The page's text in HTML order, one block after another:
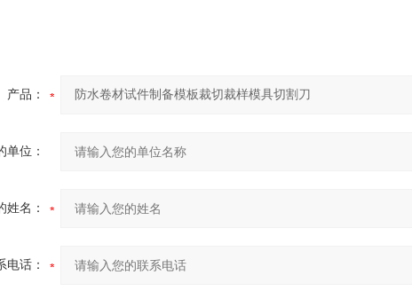
产品：
单位：
姓名：
电话：